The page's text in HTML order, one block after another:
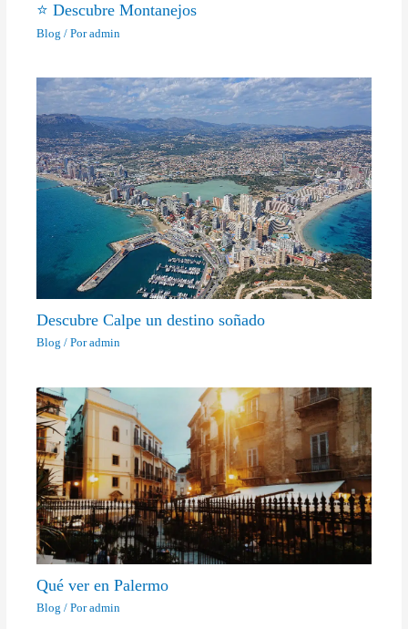
⭐ Descubre Montanejos
Blog / Poradmin
Descubre Calpe un destino soñado
Blog / Poradmin
Qué ver en Palermo
Blog / Poradmin